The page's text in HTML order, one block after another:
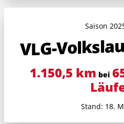
Saison
VLG-
1.150,5 km bei
Stand: 18.